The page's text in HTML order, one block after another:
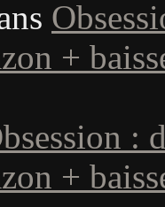
+
:
+